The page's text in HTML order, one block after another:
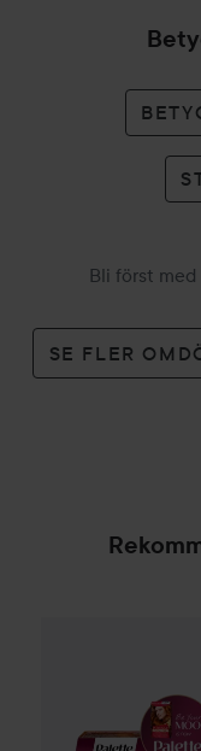
Bli först
SE FLER